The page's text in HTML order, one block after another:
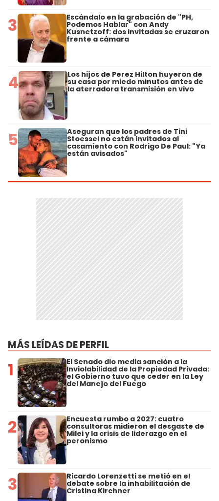
3 Escándalo en la grabación de "PH,
Podemos Hablar" con Andy
Kusnetzoff: dos invitadas se cruzaron
frente a cámara
4 Los hijos de Perez Hilton huyeron de
su casa por miedo minutos antes de
la aterradora transmisión en vivo
5 Aseguran que los padres de Tini
Stoessel no están invitados al
casamiento con Rodrigo De Paul: "Ya
están avisados"
MÁS LEÍDAS DE PERFIL
1 El Senado dio media sanción a la
Inviolabilidad de la Propiedad Privada:
el Gobierno tuvo que ceder en la Ley
del Manejo del Fuego
2 Encuesta rumbo a 2027: cuatro
consultoras midieron el desgaste de
Milei y la crisis de liderazgo en el
peronismo
3 Ricardo Lorenzetti se metió en el
debate sobre la inhabilitación de
Cristina Kirchner